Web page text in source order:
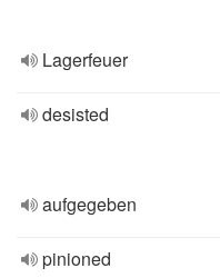
Lagerfeuer
desisted
aufgegeben
pinioned